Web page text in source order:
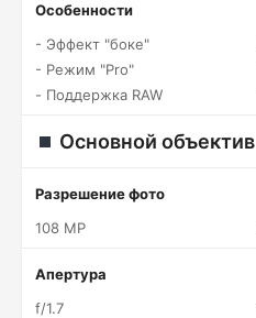
Особенности
- Эффект "боке"
- Режим "Pro"
- Поддержка RAW
Основной объектив
Разрешение фото
108 MP
Апертура
f/1.7